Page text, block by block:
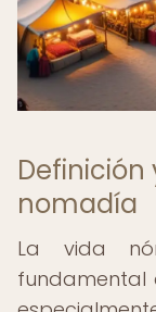
nomadía
La vida
fundamental